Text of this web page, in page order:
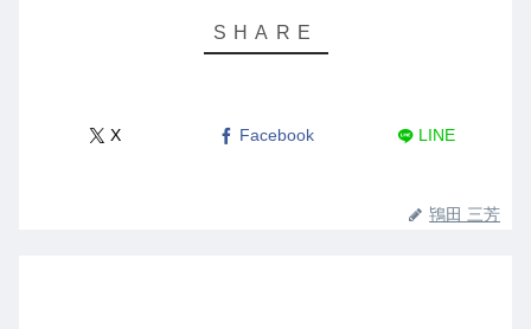
X Facebook LINE
鴇田 三芳